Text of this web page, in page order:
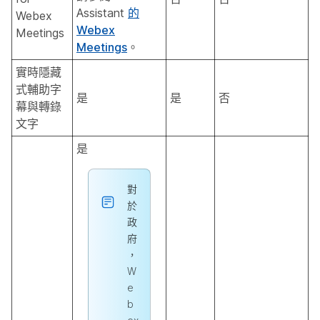
Webex
Meetings
Assistant 的
Webex
Meetings 。
實時隱藏
式輔助字
幕與轉錄
文字
是 是 否
是
對
於
政
府
，
W
e
b